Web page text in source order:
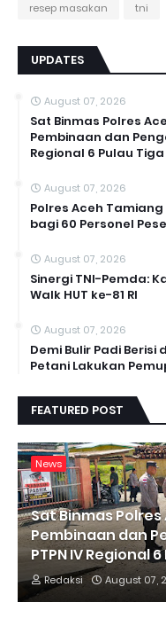
resep masakan
tni
UPDATES
August 07, 2026
Sat Binmas Polres
Pembinaan dan
Regional 6 Pulau Tiga
August 07, 2026
Polres Aceh
bagi 60 Personel
August 07, 2026
Sinergi TNI-Pemda:
Walk HUT ke-81 RI
August 07, 2026
Demi Bulir Padi
Petani Lakukan
FEATURED POST
News
Sat Binmas
Pembinaan dan
PTPN IV Regional
Redaksi August 07,